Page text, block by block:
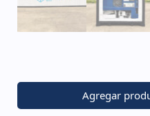
Agregar